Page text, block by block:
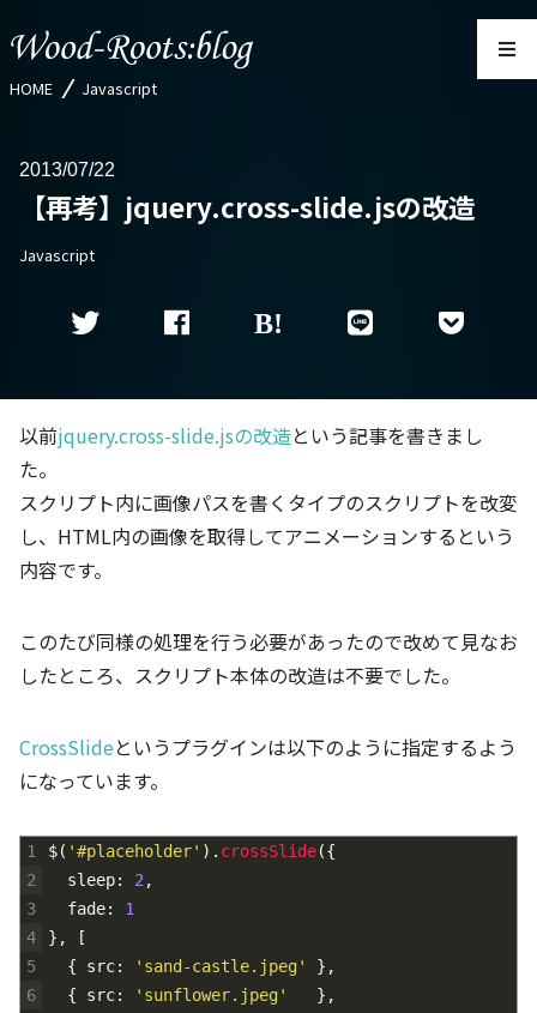
HOME Javascript
2013 07/22
【再考】jquery.cross-slide.jsの改造
Javascript
以前jquery.cross-slide.jsの改造という記事を書きまし
た。
スクリプト内に画像パスを書くタイプのスクリプトを改変
し、HTML内の画像を取得してアニメーションするという
内容です。
このたび同様の処理を行う必要があったので改めて見なお
したところ、スクリプト本体の改造は不要でした。
CrossSlideというプラグインは以下のように指定するよう
になっています。
1
2
3
4
5
6
$( '#placeholder' ) . crossSlide({
sleep: 2 ,
fade:
1
} ,
[
{
src: 'sand-castle.jpeg' } ,
{
src: 'sunflower.jpeg' } ,